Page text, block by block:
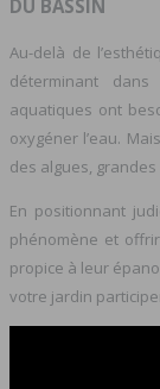
DU BASSIN
Au-delà de
déterminant
aquatiques ont
oxygéner l’eau.
des algues, grandes
En positionnant
phénomène et
propice à leur
votre jardin